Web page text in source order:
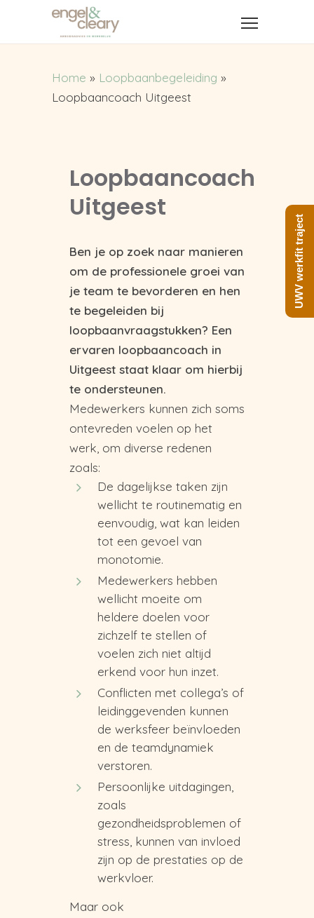
Home » Loopbaanbegeleiding »
Loopbaancoach Uitgeest
Loopbaancoach
Uitgeest
Ben je op zoek naar manieren
om de professionele groei van
je team te bevorderen en hen
te begeleiden bij
loopbaanvraagstukken? Een
ervaren loopbaancoach in
Uitgeest staat klaar om hierbij
te ondersteunen.
Medewerkers kunnen zich soms
ontevreden voelen op het
werk, om diverse redenen
zoals:
De dagelijkse taken zijn
wellicht te routinematig en
eenvoudig, wat kan leiden
tot een gevoel van
monotomie.
Medewerkers hebben
wellicht moeite om
heldere doelen voor
zichzelf te stellen of
voelen zich niet altijd
erkend voor hun inzet.
Conflicten met collega’s of
leidinggevenden kunnen
de werksfeer beïnvloeden
en de teamdynamiek
verstoren.
Persoonlijke uitdagingen,
zoals
gezondheidsproblemen of
stress, kunnen van invloed
zijn op de prestaties op de
werkvloer.
Maar ook
UWV werkfit traject